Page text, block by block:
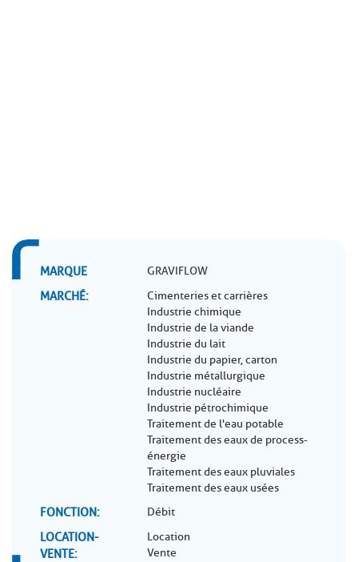
MARQUE GRAVIFLOW
MARCHÉ
Cimenteries et carrières
Industrie chimique
Industrie de la viande
Industrie du lait
Industrie du papier, carton
Industrie métallurgique
Industrie nucléaire
Industrie pétrochimique
Traitement de l'eau potable
Traitement des eaux de process-
énergie
Traitement des eaux pluviales
Traitement des eaux usées
FONCTION Débit
LOCATION-
VENTE
Location
Vente